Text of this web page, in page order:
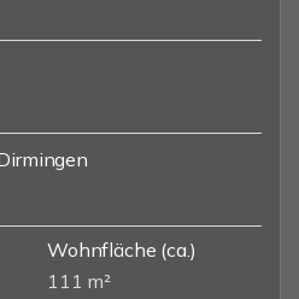
Wohnfläche (ca.)
111 m²